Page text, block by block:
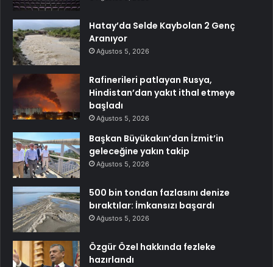
Hatay’da Selde Kaybolan 2 Genç
Aranıyor
Ağustos 5, 2026
Rafinerileri patlayan Rusya,
Hindistan’dan yakıt ithal etmeye
başladı
Ağustos 5, 2026
Başkan Büyükakın’dan İzmit’in
geleceğine yakın takip
Ağustos 5, 2026
500 bin tondan fazlasını denize
bıraktılar: İmkansızı başardı
Ağustos 5, 2026
Özgür Özel hakkında fezleke
hazırlandı